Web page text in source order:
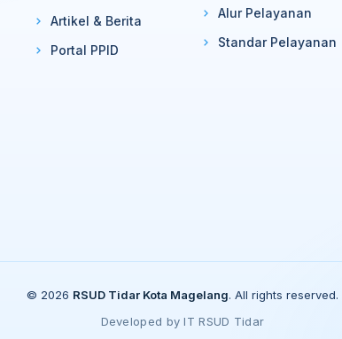
Artikel & Berita
Portal PPID
Alur Pelayanan
Standar Pelayanan
© 2026 RSUD Tidar Kota Magelang. All rights reserved.
Developed by IT RSUD Tidar